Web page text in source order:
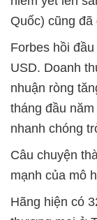
Quốc) cũng
Forbes hồi
USD. Doanh
nhuận ròng
tháng đầu
nhanh chóng
Câu chuyện
mạnh của mô
Hãng hiện có